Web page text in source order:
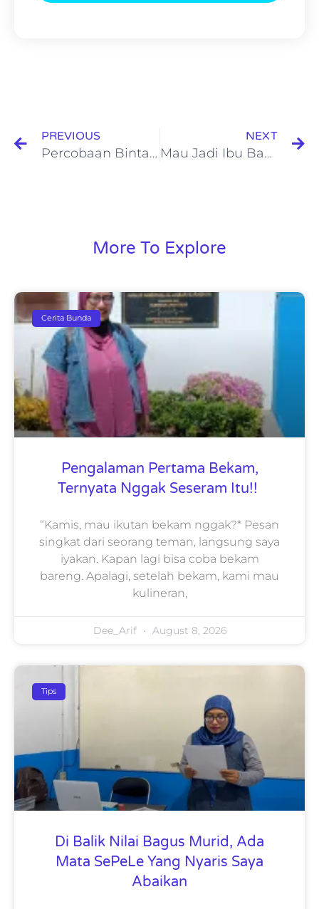
PREVIOUS
Percobaan Bintang di Langit â­â­â­
NEXT
Mau Jadi Ibu Bahagia? Begini Caranya!
More To Explore
Cerita Bunda
Pengalaman Pertama Bekam,
Ternyata Nggak Seseram Itu!!
“Kamis, mau ikutan bekam nggak?* Pesan
singkat dari seorang teman, langsung saya
iyakan. Kapan lagi bisa coba bekam
bareng. Apalagi, setelah bekam, kami mau
kulineran,
Dee_Arif August 8, 2026
Tips
Di Balik Nilai Bagus Murid, Ada
Mata SePeLe Yang Nyaris Saya
Abaikan